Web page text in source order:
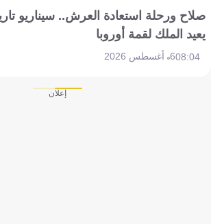
صلاح ورحلة استعادة العرش.. سيناريو
يعيد الملك لقمة أوروبا
08:046 أغسطس 2026
إعلان